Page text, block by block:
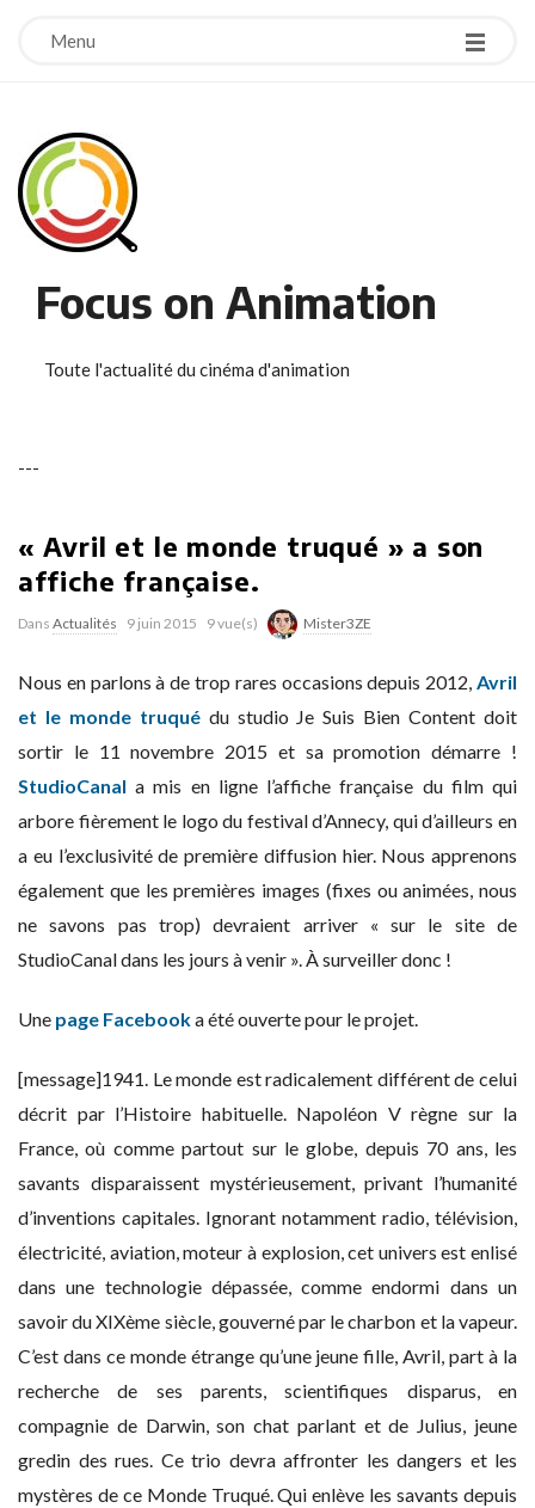
Menu
Focus on Animation
Toute l'actualité du cinéma d'animation
---
« Avril et le monde truqué » a son
affiche française.
Dans Actualités 9 juin 2015 9 vue(s) Mister3ZE
Nous en parlons à de trop rares occasions depuis 2012, Avril
et le monde truquédu studio Je Suis Bien Content doit
sortir le 11 novembre 2015 et sa promotion démarre !
StudioCanal a mis en ligne l’affiche française du film qui
arbore fièrement le logo du festival d’Annecy, qui d’ailleurs en
a eu l’exclusivité de première diffusion hier. Nous apprenons
également que les premières images (fixes ou animées, nous
ne savons pas trop) devraient arriver « sur le site de
StudioCanal dans les jours à venir ». À surveiller donc !
Une page Facebooka été ouverte pour le projet.
[message]1941. Le monde est radicalement différent de celui
décrit par l’Histoire habituelle. Napoléon V règne sur la
France, où comme partout sur le globe, depuis 70 ans, les
savants disparaissent mystérieusement, privant l’humanité
d’inventions capitales. Ignorant notamment radio, télévision,
électricité, aviation, moteur à explosion, cet univers est enlisé
dans une technologie dépassée, comme endormi dans un
savoir du XIXème siècle, gouverné par le charbon et la vapeur.
C’est dans ce monde étrange qu’une jeune fille, Avril, part à la
recherche de ses parents, scientifiques disparus, en
compagnie de Darwin, son chat parlant et de Julius, jeune
gredin des rues. Ce trio devra affronter les dangers et les
mystères de ce Monde Truqué. Qui enlève les savants depuis